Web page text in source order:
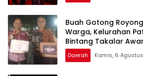
Buah Gotong
Warga, Kelurahan
Bintang Takalar
Daerah Kamis, 6